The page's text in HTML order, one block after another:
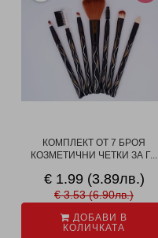
КОМПЛЕКТ ОТ 7 БРОЯ
КОЗМЕТИЧНИ ЧЕТКИ ЗА Г...
€ 1.99 (3.89лв.)
€ 3.53 (6.90лв.)
ДОБАВИ В
КОЛИЧКАТА